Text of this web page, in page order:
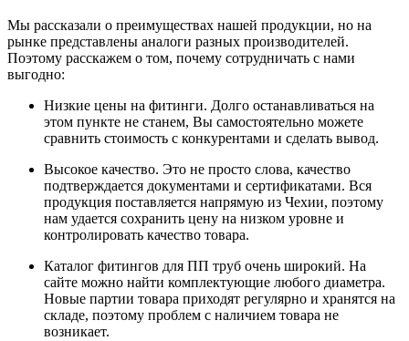
Мы рассказали о преимуществах нашей продукции, но на
рынке представлены аналоги разных производителей.
Поэтому расскажем о том, почему сотрудничать с нами
выгодно:
Низкие цены на фитинги. Долго останавливаться на
этом пункте не станем, Вы самостоятельно можете
сравнить стоимость с конкурентами и сделать вывод.
Высокое качество. Это не просто слова, качество
подтверждается документами и сертификатами. Вся
продукция поставляется напрямую из Чехии, поэтому
нам удается сохранить цену на низком уровне и
контролировать качество товара.
Каталог фитингов для ПП труб очень широкий. На
сайте можно найти комплектующие любого диаметра.
Новые партии товара приходят регулярно и хранятся на
складе, поэтому проблем с наличием товара не
возникает.